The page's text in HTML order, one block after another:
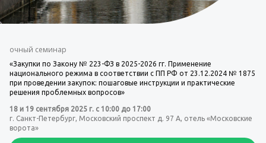
очный семинар
«Закупки по Закону № 223-ФЗ в 2025-2026 гг. Применение
национального режима в соответствии с ПП РФ от 23.12.2024 № 1875
при проведении закупок: пошаговые инструкции и практические
решения проблемных вопросов»
18 и 19 сентября 2025 г. с 10:00 до 17:00
г. Санкт-Петербург, Московский проспект д. 97 А, отель «Московские
ворота»